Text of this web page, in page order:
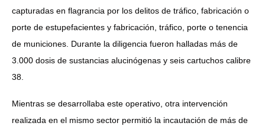
capturadas en flagrancia por los delitos de tráfico, fabricación o
porte de estupefacientes y fabricación, tráfico, porte o tenencia
de municiones. Durante la diligencia fueron halladas más de
3.000 dosis de sustancias alucinógenas y seis cartuchos calibre
38.
Mientras se desarrollaba este operativo, otra intervención
realizada en el mismo sector permitió la incautación de más de